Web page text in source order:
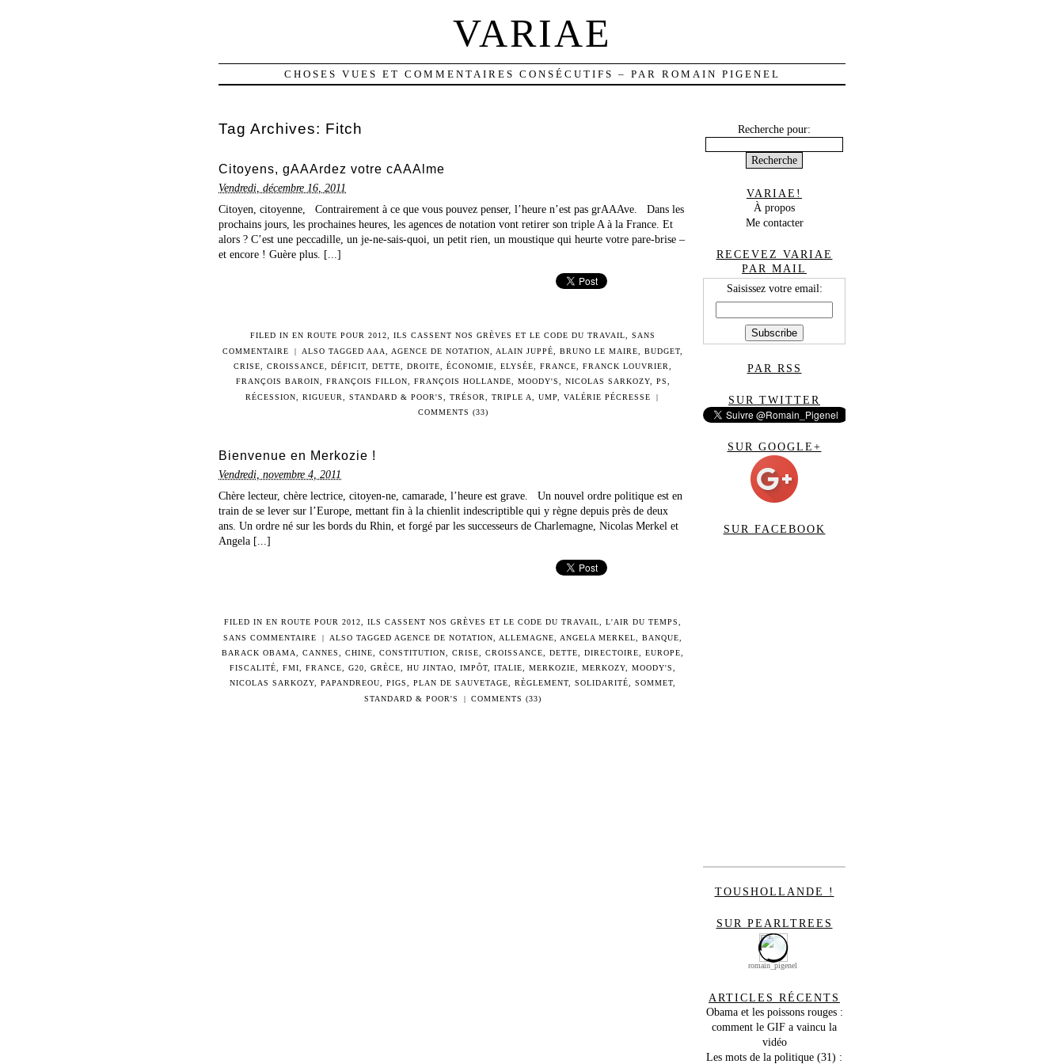
VARIAE
CHOSES VUES ET COMMENTAIRES CONSÉCUTIFS – PAR ROMAIN PIGENEL
Tag Archives: Fitch
Citoyens, gAAArdez votre cAAAlme
Vendredi, décembre 16, 2011
Citoyen, citoyenne, Contrairement à ce que vous pouvez penser, l’heure n’est pas grAAAve. Dans les
prochains jours, les prochaines heures, les agences de notation vont retirer son triple A à la France. Et
alors ? C’est une peccadille, un je-ne-sais-quoi, un petit rien, un moustique qui heurte votre pare-brise –
et encore ! Guère plus. [...]
FILED IN EN ROUTE POUR 2012 ILS CASSENT NOS GRÈVES ET LE CODE DU TRAVAIL
SANS
COMMENTAIRE
| ALSO TAGGED AAA AGENCE DE NOTATION ALAIN JUPPÉ BRUNO LE MAIRE BUDGET,
CRISE
CROISSANCE DÉFICIT DETTE DROITE ÉCONOMIE ELYSÉE FRANCE FRANCK LOUVRIER
FRANÇOIS BAROIN
FRANÇOIS FILLON FRANÇOIS HOLLANDE MOODY'S NICOLAS SARKOZY, PS
RÉCESSION
,RIGUEUR ,STANDARD & POOR'S ,TRÉSOR ,TRIPLE A ,UMP ,VALÉRIE PÉCRESSE
|
COMMENTS (33)
Bienvenue en Merkozie !
Vendredi, novembre 4, 2011
Chère lecteur, chère lectrice, citoyen-ne, camarade, l’heure est grave. Un nouvel ordre politique est en
train de se lever sur l’Europe, mettant fin à la chienlit indescriptible qui y règne depuis près de deux
ans. Un ordre né sur les bords du Rhin, et forgé par les successeurs de Charlemagne, Nicolas Merkel et
Angela [...]
FILED IN EN ROUTE POUR 2012 ILS CASSENT NOS GRÈVES ET LE CODE DU TRAVAIL L'AIR DU TEMPS
SANS COMMENTAIRE
| ALSO TAGGED AGENCE DE NOTATION ALLEMAGNE ANGELA MERKEL BANQUE
BARACK OBAMA
CANNES CHINE CONSTITUTION CRISE CROISSANCE DETTE DIRECTOIRE EUROPE
FISCALITÉ
FMI FRANCE G20 GRÈCE HU JINTAO IMPÔT ITALIE MERKOZIE MERKOZY MOODY'S
NICOLAS SARKOZY
PAPANDREOU PIGS PLAN DE SAUVETAGE RÈGLEMENT SOLIDARITÉ SOMMET
STANDARD & POOR'S
| COMMENTS (33)
Recherche pour:
VARIAE!
À propos
Me contacter
RECEVEZ VARIAE
PAR MAIL
Saisissez votre email:
PAR RSS
SUR TWITTER
SUR GOOGLE+
SUR FACEBOOK
TOUSHOLLANDE !
SUR PEARLTREES
romain_pigenel
ARTICLES RÉCENTS
Obama et les poissons rouges :
comment le GIF a vaincu la
vidéo
Les mots de la politique (31) :